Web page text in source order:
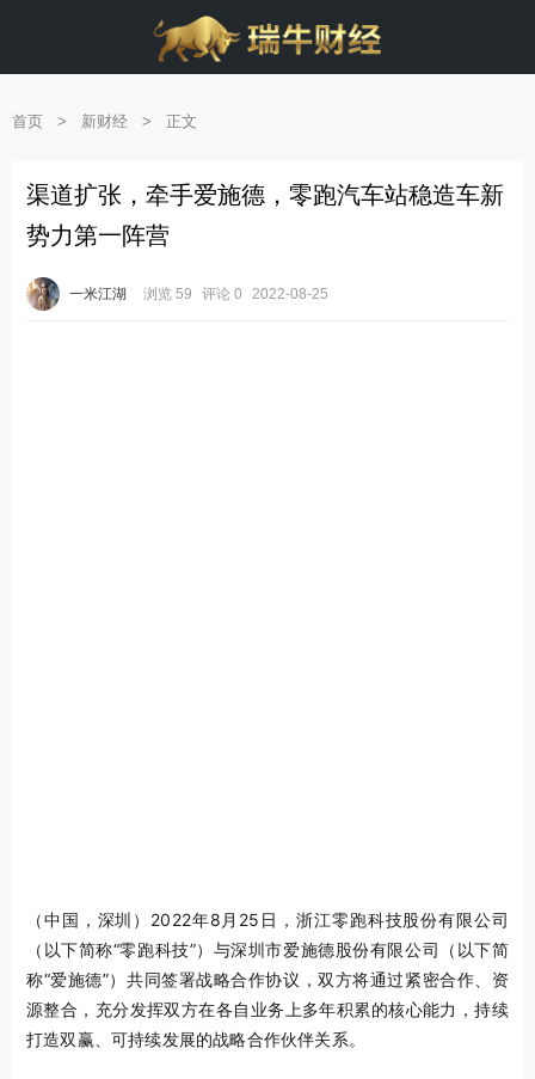
首页 > 新财经 > 正文
渠道扩张，牵手爱施德，零跑汽车站稳造车新
势力第一阵营
一米江湖 浏览 59 评论 0 2022-08-25
（中国，深圳）2022年8月25日，浙江零跑科技股份有限公司
（以下简称“零跑科技”）与深圳市爱施德股份有限公司（以下简
称“爱施德”）共同签署战略合作协议，双方将通过紧密合作、资
源整合，充分发挥双方在各自业务上多年积累的核心能力，持续
打造双赢、可持续发展的战略合作伙伴关系。